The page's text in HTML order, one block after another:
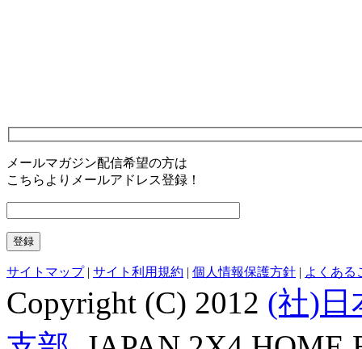
メールマガジン配信希望の方は
こちらよりメールアドレス登録！
サイトマップ サイト利用規約 個人情報保護方針 よくある
Copyright (C) 2012 (社)